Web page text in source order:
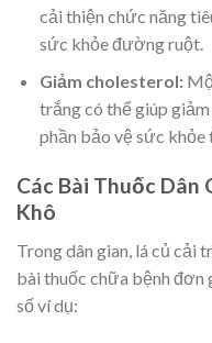
cải thiện chức năng
sức khỏe đường ruột.
Giảm cholesterol:
trắng có thể giúp
phần bảo vệ sức khỏe
Các Bài Thuốc Dân
Khô
Trong dân gian, lá củ cải
bài thuốc chữa bệnh đơn
số ví dụ: